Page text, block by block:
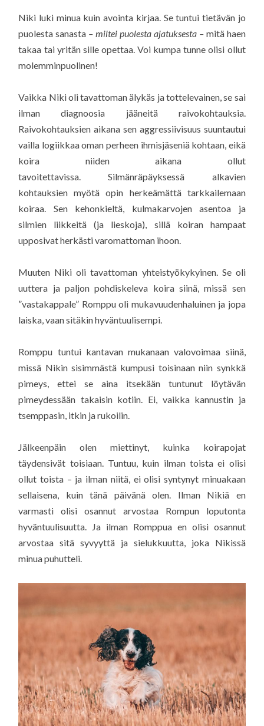
Niki luki minua kuin avointa kirjaa. Se tuntui tietävän jo
puolesta sanasta – miltei puolesta ajatuksesta –mitä haen
takaa tai yritän sille opettaa. Voi kumpa tunne olisi ollut
molemminpuolinen!
Vaikka Niki oli tavattoman älykäs ja tottelevainen, se sai
ilman diagnoosia jääneitä raivokohtauksia.
Raivokohtauksien aikana sen aggressiivisuus suuntautui
vailla logiikkaa oman perheen ihmisjäseniä kohtaan, eikä
koira niiden aikana ollut
tavoitettavissa. Silmänräpäyksessä alkavien
kohtauksien myötä opin herkeämättä tarkkailemaan
koiraa. Sen kehonkieltä, kulmakarvojen asentoa ja
silmien liikkeitä (ja lieskoja), sillä koiran hampaat
upposivat herkästi varomattoman ihoon.
Muuten Niki oli tavattoman yhteistyökykyinen. Se oli
uuttera ja paljon pohdiskeleva koira siinä, missä sen
”vastakappale” Romppu oli mukavuudenhaluinen ja jopa
laiska, vaan sitäkin hyväntuulisempi.
Romppu tuntui kantavan mukanaan valovoimaa siinä,
missä Nikin sisimmästä kumpusi toisinaan niin synkkä
pimeys, ettei se aina itsekään tuntunut löytävän
pimeydessään takaisin kotiin. Ei, vaikka kannustin ja
tsemppasin, itkin ja rukoilin.
Jälkeenpäin olen miettinyt, kuinka koirapojat
täydensivät toisiaan. Tuntuu, kuin ilman toista ei olisi
ollut toista – ja ilman niitä, ei olisi syntynyt minuakaan
sellaisena, kuin tänä päivänä olen. Ilman Nikiä en
varmasti olisi osannut arvostaa Rompun loputonta
hyväntuulisuutta. Ja ilman Romppua en olisi osannut
arvostaa sitä syvyyttä ja sielukkuutta, joka Nikissä
minua puhutteli.